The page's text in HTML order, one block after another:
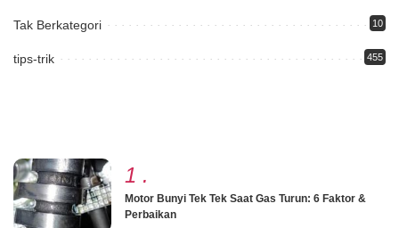
Tak Berkategori 10
tips-trik 455
1 .
Motor Bunyi Tek Tek Saat Gas Turun: 6 Faktor &
Perbaikan